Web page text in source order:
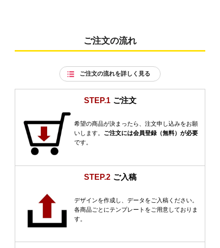
ご注文の流れ
ご注文の流れを詳しく見る
STEP.1 ご注文
希望の商品が決まったら、注文申し込みをお願
いします。 ご注文には会員登録（無料）が必要
です。
STEP.2 ご入稿
デザインを作成し、データをご入稿ください。
各商品ごとにテンプレートをご用意しておりま
す。